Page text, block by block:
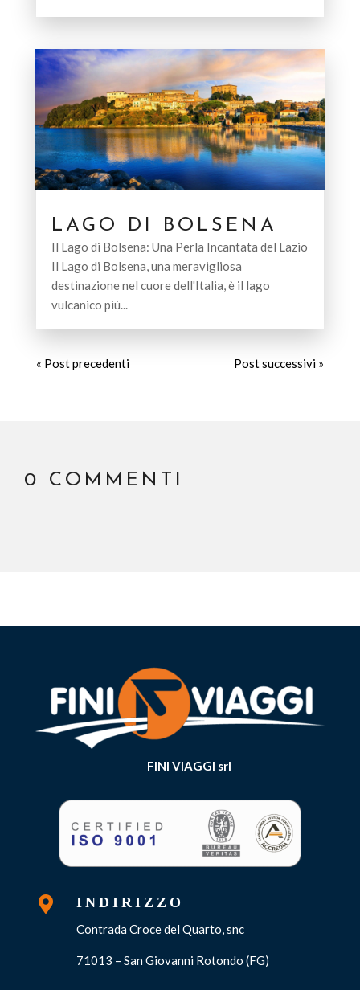
LAGO DI BOLSENA
Il Lago di Bolsena: Una Perla Incantata del Lazio
Il Lago di Bolsena, una meravigliosa
destinazione nel cuore dell'Italia, è il lago
vulcanico più...
« Post precedenti Post successivi »
0 COMMENTI
FINI VIAGGI srl
 INDIRIZZO
Contrada Croce del Quarto, snc
71013 – San Giovanni Rotondo (FG)